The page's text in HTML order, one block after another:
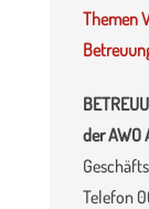
Themen
der AWO
Telefon